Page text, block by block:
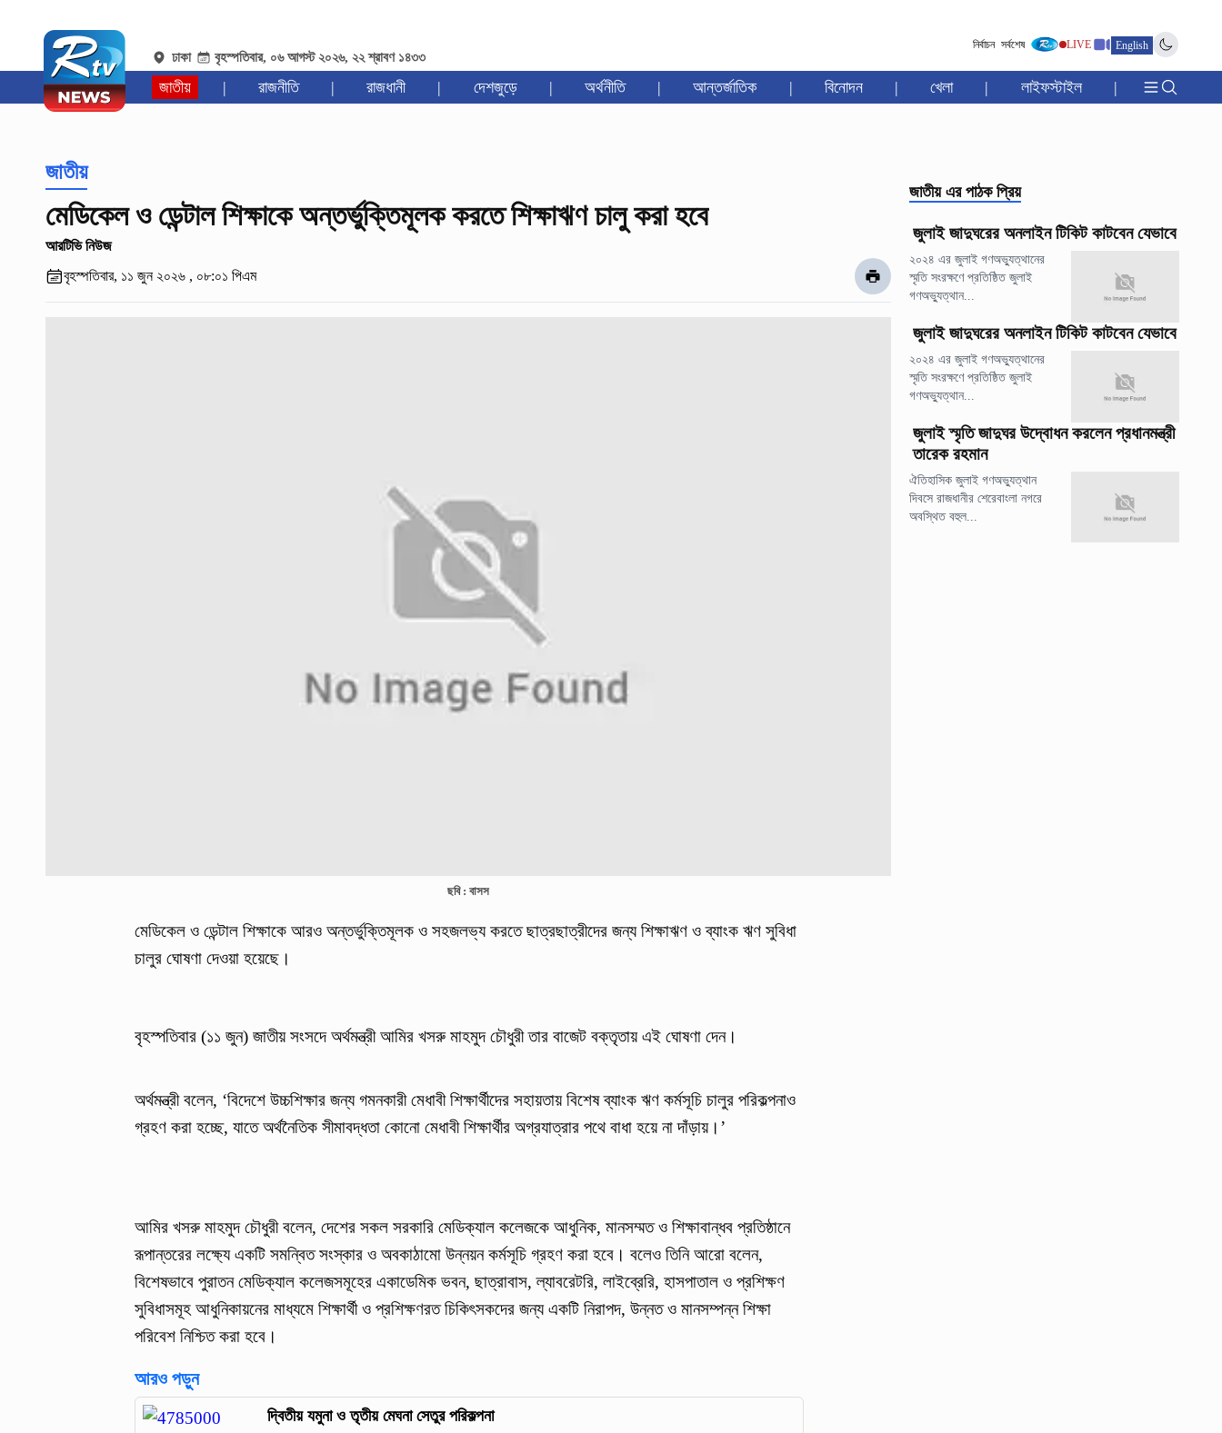
ঢাকা বৃহস্পতিবার, ০৬ আগস্ট ২০২৬, ২২ শ্রাবণ ১৪৩৩
নির্বাচন সর্বশেষ LIVE English
জাতীয় | রাজনীতি | রাজধানী | দেশজুড়ে | অর্থনীতি | আন্তর্জাতিক | বিনোদন | খেলা | লাইফস্টাইল |
জাতীয়
মেডিকেল ও ডেন্টাল শিক্ষাকে অন্তর্ভুক্তিমূলক করতে শিক্ষাঋণ চালু করা হবে
আরটিভি নিউজ
বৃহস্পতিবার, ১১ জুন ২০২৬ , ০৮:০১ পিএম
ছবি : বাসস
মেডিকেল ও ডেন্টাল শিক্ষাকে আরও অন্তর্ভুক্তিমূলক ও সহজলভ্য করতে ছাত্রছাত্রীদের জন্য শিক্ষাঋণ ও ব্যাংক ঋণ সুবিধা
চালুর ঘোষণা দেওয়া হয়েছে।
বৃহস্পতিবার (১১ জুন) জাতীয় সংসদে অর্থমন্ত্রী আমির খসরু মাহমুদ চৌধুরী তার বাজেট বক্তৃতায় এই ঘোষণা দেন।
অর্থমন্ত্রী বলেন, ‘বিদেশে উচ্চশিক্ষার জন্য গমনকারী মেধাবী শিক্ষার্থীদের সহায়তায় বিশেষ ব্যাংক ঋণ কর্মসূচি চালুর পরিকল্পনাও
গ্রহণ করা হচ্ছে, যাতে অর্থনৈতিক সীমাবদ্ধতা কোনো মেধাবী শিক্ষার্থীর অগ্রযাত্রার পথে বাধা হয়ে না দাঁড়ায়।’
আমির খসরু মাহমুদ চৌধুরী বলেন, দেশের সকল সরকারি মেডিক্যাল কলেজকে আধুনিক, মানসম্মত ও শিক্ষাবান্ধব প্রতিষ্ঠানে
রূপান্তরের লক্ষ্যে একটি সমন্বিত সংস্কার ও অবকাঠামো উন্নয়ন কর্মসূচি গ্রহণ করা হবে। বলেও তিনি আরো বলেন,
বিশেষভাবে পুরাতন মেডিক্যাল কলেজসমূহের একাডেমিক ভবন, ছাত্রাবাস, ল্যাবরেটরি, লাইব্রেরি, হাসপাতাল ও প্রশিক্ষণ
সুবিধাসমূহ আধুনিকায়নের মাধ্যমে শিক্ষার্থী ও প্রশিক্ষণরত চিকিৎসকদের জন্য একটি নিরাপদ, উন্নত ও মানসম্পন্ন শিক্ষা
পরিবেশ নিশ্চিত করা হবে।
আরও পড়ুন
দ্বিতীয় যমুনা ও তৃতীয় মেঘনা সেতুর পরিকল্পনা
জাতীয় এর পাঠক প্রিয়
জুলাই জাদুঘরের অনলাইন টিকিট কাটবেন যেভাবে
২০২৪ এর জুলাই গণঅভ্যুত্থানের
স্মৃতি সংরক্ষণে প্রতিষ্ঠিত জুলাই
গণঅভ্যুত্থান...
জুলাই জাদুঘরের অনলাইন টিকিট কাটবেন যেভাবে
২০২৪ এর জুলাই গণঅভ্যুত্থানের
স্মৃতি সংরক্ষণে প্রতিষ্ঠিত জুলাই
গণঅভ্যুত্থান...
জুলাই স্মৃতি জাদুঘর উদ্বোধন করলেন প্রধানমন্ত্রী
তারেক রহমান
ঐতিহাসিক জুলাই গণঅভ্যুত্থান
দিবসে রাজধানীর শেরেবাংলা নগরে
অবস্থিত বহুল...